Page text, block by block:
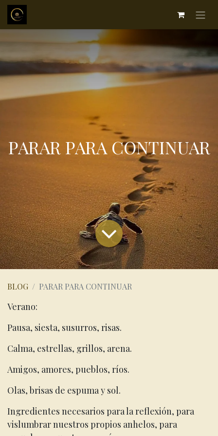
PARAR PARA CONTINUAR
BLOG PARAR PARA CONTINUAR
Verano:
Pausa, siesta, susurros, risas.
Calma, estrellas, grillos, arena.
Amigos, amores, pueblos, ríos.
Olas, brisas de espuma y sol.
Ingredientes necesarios para la reflexión, para
vislumbrar nuestros propios anhelos, para